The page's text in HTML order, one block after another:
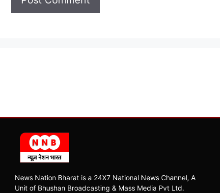
News Nation Bharat is a 24X7 National News Channel, A
Unit of Bhushan Broadcasting & Mass Media Pvt Ltd.